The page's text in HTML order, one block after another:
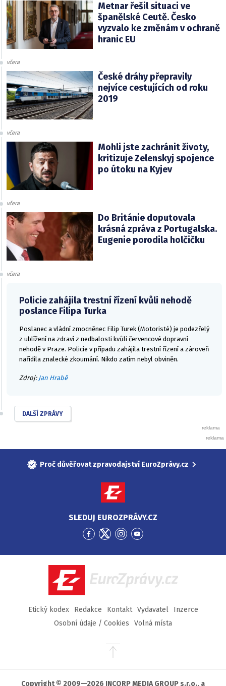
Metnar řešil situaci ve
španělské Ceutě. Česko
vyzvalo ke změnám v ochraně
hranic EU
včera
České dráhy přepravily
nejvíce cestujících od roku
2019
včera
Mohli jste zachránit životy,
kritizuje Zelenskyj spojence
po útoku na Kyjev
včera
Do Británie doputovala
krásná zpráva z Portugalska.
Eugenie porodila holčičku
včera
Policie zahájila trestní řízení kvůli nehodě
poslance Filipa Turka
Poslanec a vládní zmocněnec Filip Turek (Motoristé) je podezřelý
z ublížení na zdraví z nedbalosti kvůli červencové dopravní
nehodě v Praze. Policie v případu zahájila trestní řízení a zároveň
nařídila znalecké zkoumání. Nikdo zatím nebyl obviněn.
Zdroj: Jan Hrabě
DALŠÍ ZPRÁVY
Proč důvěřovat zpravodajství EuroZprávy.cz
SLEDUJ EUROZPRÁVY.CZ
Přejít
Facebook
Přejít
Twitter
Přejít
Instagram
Přejít
YouTube
EuroZprávy.cz
Etický kodex Redakce Kontakt Vydavatel
Inzerce
Osobní údaje / Cookies
Volná místa
Přejít
stránky
Copyright © 2009—2026 INCORP MEDIA GROUP s.r.o., a